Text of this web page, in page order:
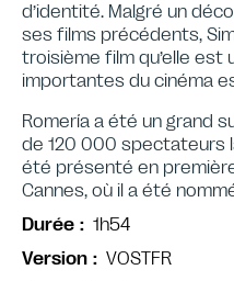
d’identité. Malgré un
ses films précédents,
troisième film qu’elle est
importantes du cinéma
Romería a été un grand
de 120 000 spectateurs
été présenté en
Cannes, où il a été
Durée
1h54
Version
VOSTFR